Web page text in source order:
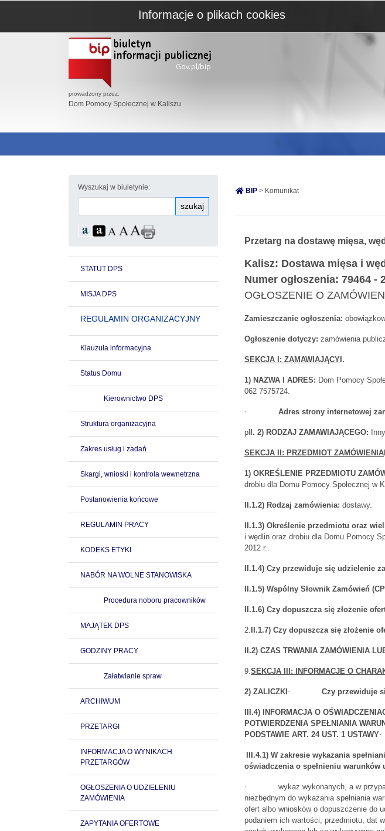
prowadzony przez:
Dom Pomocy Społecznej w Kaliszu
Wyszukaj w biuletynie:
szukaj
STATUT DPS
MISJA DPS
REGULAMIN ORGANIZACYJNY
Klauzula informacyjna
Status Domu
Kierownictwo DPS
Struktura organizacyjna
Zakres usług i zadań
Skargi, wnioski i kontrola wewnetrzna
Postanowienia końcowe
REGULAMIN PRACY
KODEKS ETYKI
NABÓR NA WOLNE STANOWISKA
Procedura noboru pracowników
MAJĄTEK DPS
GODZINY PRACY
Załatwianie spraw
ARCHIWUM
PRZETARGI
INFORMACJA O WYNIKACH
PRZETARGÓW
OGŁOSZENIA O UDZIELENIU
ZAMÓWIENIA
ZAPYTANIA OFERTOWE
BIP > Komunikat
Przetarg na dostawę mięsa,
Kalisz: Dostawa mięsa i
Numer ogłoszenia: 79464 -
OGŁOSZENIE O
Zamieszczanie ogłoszenia:
Ogłoszenie dotyczy: zamówienia
SEKCJA I: ZAMAWIAJĄCY I.
1) NAZWA I ADRES: Dom Pomocy
062 7575724.
· Adres strony internetowej
pl I. 2) RODZAJ ZAMAWIAJĄCEGO:
SEKCJA II: PRZEDMIOT ZAMÓWIENIA
1) OKREŚLENIE PRZEDMIOTU
drobiu dla Domu Pomocy Społecznej w
II.1.2) Rodzaj zamówienia: dostawy.
II.1.3) Określenie przedmiotu oraz
i wędlin oraz drobiu dla Domu Pomocy
2012 r..
II.1.4) Czy przewiduje się udzielenie
II.1.5) Wspólny Słownik Zamówień
II.1.6) Czy dopuszcza się złożenie
2. II.1.7) Czy dopuszcza się złożenie
II.2) CZAS TRWANIA ZAMÓWIENIA
9.SEKCJA III: INFORMACJE O
2) ZALICZKI · Czy przewiduje
III.4) INFORMACJA O
POTWIERDZENIA SPEŁNIANIA
PODSTAWIE ART. 24 UST. 1 USTAWY·
III.4.1) W zakresie wykazania
oświadczenia o spełnieniu warunków
·
wykaz wykonanych, a w
niezbędnym do wykazania spełniania
ofert albo wniosków o dopuszczenie do
podaniem ich wartości, przedmiotu, dat
Informacje o plikach cookies